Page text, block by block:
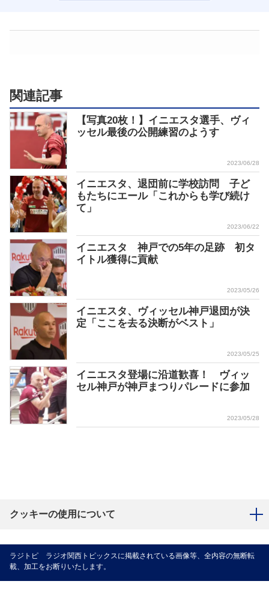
関連記事
【写真20枚！】イニエスタ選手、ヴィ
ッセル最後の公開練習のようす
2023/06/28
イニエスタ、退団前に学校訪問 子ど
もたちにエール「これからも学び続け
て」
2023/06/22
イニエスタ 神戸での5年の足跡 初タ
イトル獲得に貢献
2023/05/26
イニエスタ、ヴィッセル神戸退団が決
定「ここを去る決断がベスト」
2023/05/25
イニエスタ登場に沿道歓喜！ ヴィッ
セル神戸が神戸まつりパレードに参加
2023/05/28
クッキーの使用について
ラジトピ ラジオ関西トピックスに掲載されている画像等、全内容の無断転
載、加工をお断りいたします。